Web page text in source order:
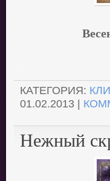
КАТЕГОРИЯ:
01.02.2013 |
Нежный